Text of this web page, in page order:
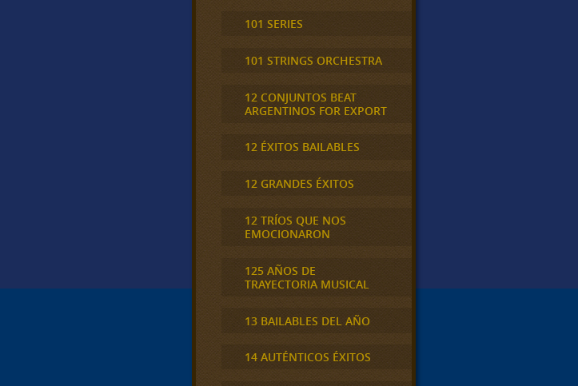
101 SERIES
101 STRINGS ORCHESTRA
12 CONJUNTOS BEAT
ARGENTINOS FOR EXPORT
12 ÉXITOS BAILABLES
12 GRANDES ÉXITOS
12 TRÍOS QUE NOS
EMOCIONARON
125 AÑOS DE
TRAYECTORIA MUSICAL
13 BAILABLES DEL AÑO
14 AUTÉNTICOS ÉXITOS